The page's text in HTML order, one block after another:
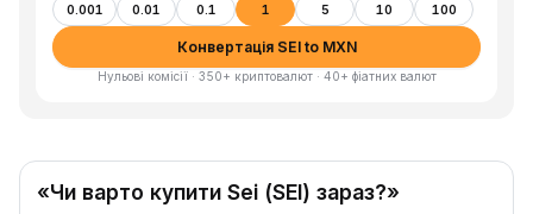
0.001 0.01 0.1 1 5 10 100
Конвертація SEI to MXN
Нульові комісії · 350+ криптовалют · 40+ фіатних валют
«Чи варто купити Sei (SEI) зараз?»